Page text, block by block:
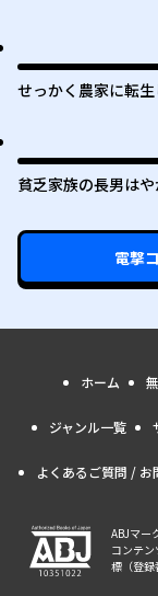
せっかく農家に転
貧乏家族の長男は
電撃
ホーム
ジャンル一覧
よくあるご質問 / お
ABJマー
コンテ
標（登録